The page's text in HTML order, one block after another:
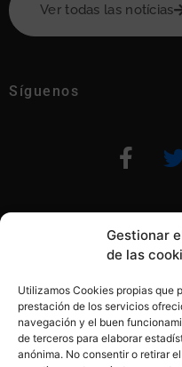
Gestionar
de las
Utilizamos Cookies propias que
prestación de los servicios
navegación y el buen
de terceros para elaborar
anónima. No consentir o retirar
Ver todas las notícias
Síguenos
Otras formas de
© 2020, Fundación